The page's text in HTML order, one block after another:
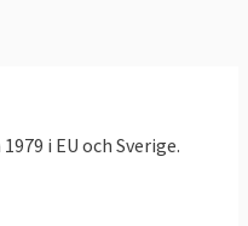
i EU och Sverige.